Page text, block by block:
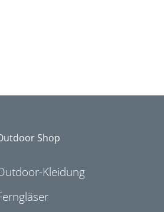
Shop
Kleidung